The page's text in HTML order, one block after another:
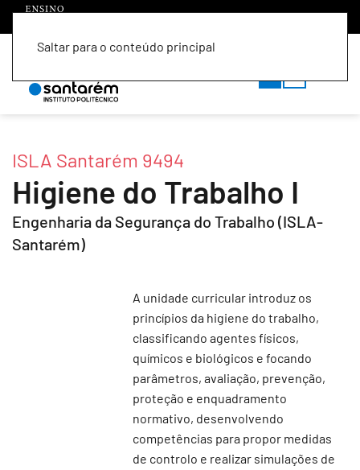
Saltar para o conteúdo principal
ISLA Santarém 9494
Higiene do Trabalho I
Engenharia da Segurança do Trabalho (ISLA-
Santarém)
A unidade curricular introduz os
princípios da higiene do trabalho,
classificando agentes físicos,
químicos e biológicos e focando
parâmetros, avaliação, prevenção,
proteção e enquadramento
normativo, desenvolvendo
competências para propor medidas
de controlo e realizar simulações de